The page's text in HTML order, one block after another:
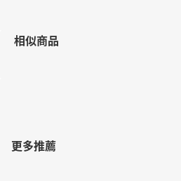
相似商品
更多推薦